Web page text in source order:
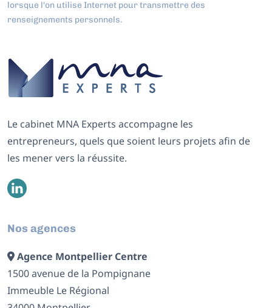
lorsque l'on utilise Internet pour transmettre des
renseignements personnels.
Le cabinet MNA Experts accompagne les
entrepreneurs, quels que soient leurs projets afin de
les mener vers la réussite.
Nos agences
Agence Montpellier Centre
1500 avenue de la Pompignane
Immeuble Le Régional